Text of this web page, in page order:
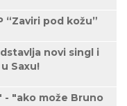
“Zaviri pod kožu”
novi singl i
Saxu!
- "ako može Bruno